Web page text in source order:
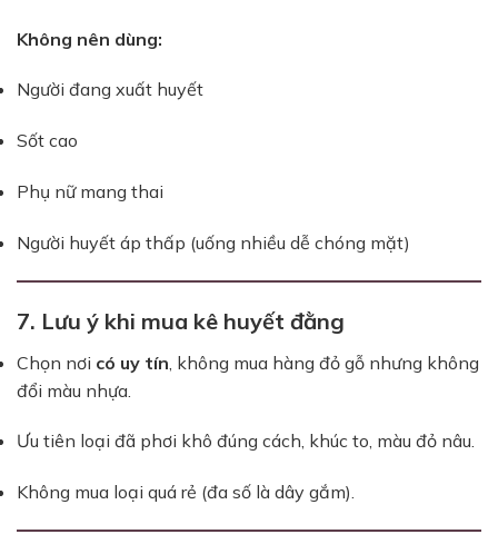
Không nên dùng:
Người đang xuất huyết
Sốt cao
Phụ nữ mang thai
Người huyết áp thấp (uống nhiều dễ chóng mặt)
7. Lưu ý khi mua kê huyết đằng
Chọn nơi có uy tín , không mua hàng đỏ gỗ nhưng không
đổi màu nhựa.
Ưu tiên loại đã phơi khô đúng cách, khúc to, màu đỏ nâu.
Không mua loại quá rẻ (đa số là dây gắm).